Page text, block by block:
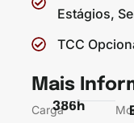
Estágios,
TCC
Mais
Carga386h